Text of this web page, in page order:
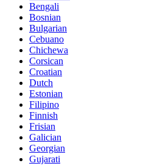
Bengali
Bosnian
Bulgarian
Cebuano
Chichewa
Corsican
Croatian
Dutch
Estonian
Filipino
Finnish
Frisian
Galician
Georgian
Gujarati